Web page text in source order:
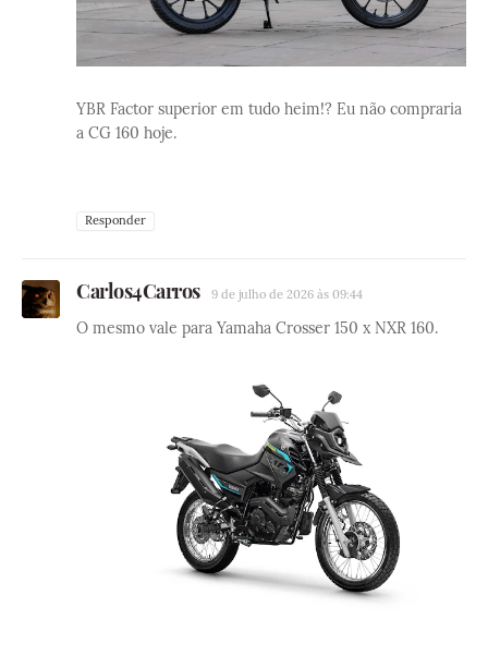
YBR Factor superior em tudo heim!? Eu não compraria
a CG 160 hoje.
Responder
Carlos4Carros 9 de julho de 2026 às 09:44
O mesmo vale para Yamaha Crosser 150 x NXR 160.